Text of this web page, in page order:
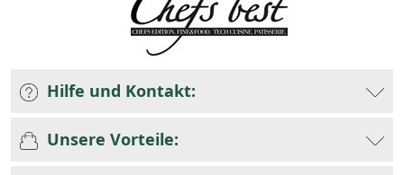
Hilfe und Kontakt:
Unsere Vorteile: